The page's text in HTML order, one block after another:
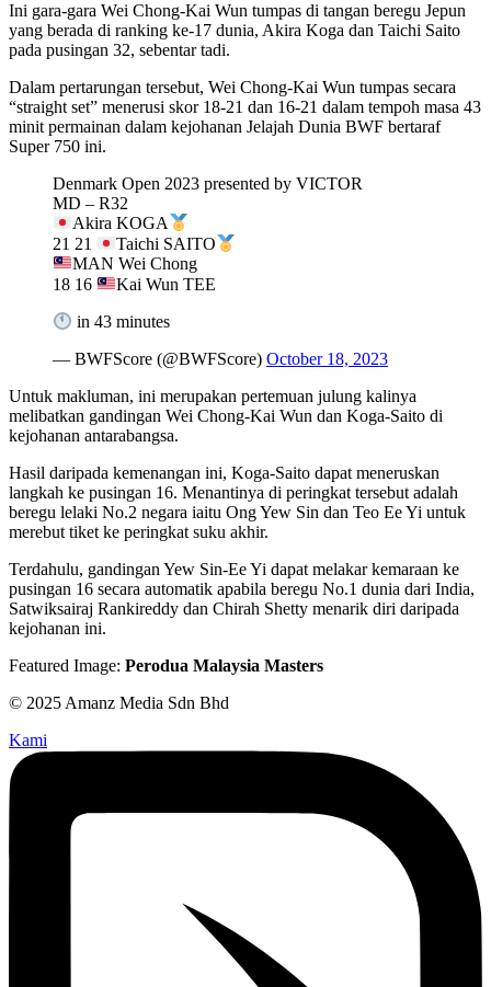
Ini gara-gara Wei Chong-Kai Wun tumpas di tangan beregu Jepun
yang berada di ranking ke-17 dunia, Akira Koga dan Taichi Saito
pada pusingan 32, sebentar tadi.
Dalam pertarungan tersebut, Wei Chong-Kai Wun tumpas secara
“straight set” menerusi skor 18-21 dan 16-21 dalam tempoh masa 43
minit permainan dalam kejohanan Jelajah Dunia BWF bertaraf
Super 750 ini.
Denmark Open 2023 presented by VICTOR
MD – R32
Akira KOGA
21 21
Taichi SAITO
MAN Wei Chong
18 16
Kai Wun TEE
in 43 minutes
— BWFScore (@BWFScore) October 18, 2023
Untuk makluman, ini merupakan pertemuan julung kalinya
melibatkan gandingan Wei Chong-Kai Wun dan Koga-Saito di
kejohanan antarabangsa.
Hasil daripada kemenangan ini, Koga-Saito dapat meneruskan
langkah ke pusingan 16. Menantinya di peringkat tersebut adalah
beregu lelaki No.2 negara iaitu Ong Yew Sin dan Teo Ee Yi untuk
merebut tiket ke peringkat suku akhir.
Terdahulu, gandingan Yew Sin-Ee Yi dapat melakar kemaraan ke
pusingan 16 secara automatik apabila beregu No.1 dunia dari India,
Satwiksairaj Rankireddy dan Chirah Shetty menarik diri daripada
kejohanan ini.
Featured Image: Perodua Malaysia Masters
© 2025 Amanz Media Sdn Bhd
Kami